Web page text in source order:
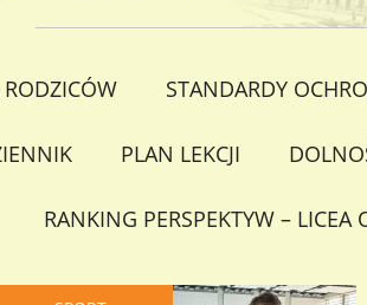
STANDARDY
PLAN LEKCJI
RANKING PERSPEKTYW – LICEA